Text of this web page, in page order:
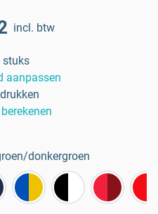
incl. btw
stuks
aanpassen
donkergroen